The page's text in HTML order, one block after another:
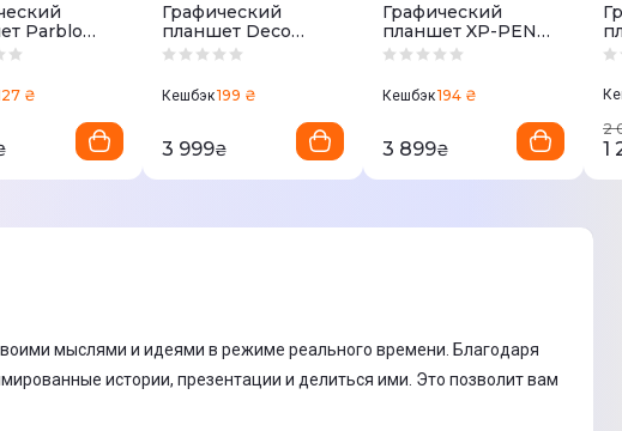
Parblo
Mobile
₴
Графический
планшет Deco
Mini7 2Gen
Кешбэк199 ₴
3 999₴
Графический
планшет XP-PEN
Deco Fun L BK
Кешбэк194 ₴
3 899₴
2
1
мыслями и идеями в режиме реального времени. Благодаря
истории, презентации и делиться ими. Это позволит вам